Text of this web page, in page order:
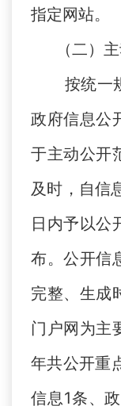
指定网站。
（二）
按统一
政府信息公
于主动公开
及时，自信
日内予以公
布。公开信
完整、生成
门户网为主
年共公开重
信息1条、